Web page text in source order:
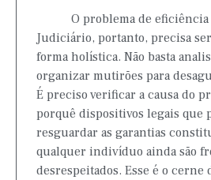
O problema de eficiência
Judiciário, portanto, precisa
forma holística. Não basta
organizar mutirões para
É preciso verificar a causa do
porquê dispositivos legais que
resguardar as garantias
qualquer indivíduo ainda são
desrespeitados. Esse é o cerne